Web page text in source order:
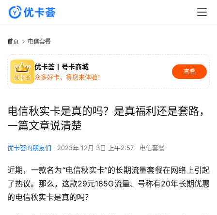
首页 电信套餐
优卡荟丨号卡商城
众多好卡，等您来体验！
查看
电信秋实卡是真的吗？是真福利还是套路，
一篇文章说清楚
优卡荟的朋友们 2023年 12月 3日 上午2:57 电信套餐
近期，一款名为“电信秋实卡”的长期流量套餐在网络上引起
了热议。那么，这款29元185G流量、号称有20年长期优惠
的电信秋实卡是真的吗？